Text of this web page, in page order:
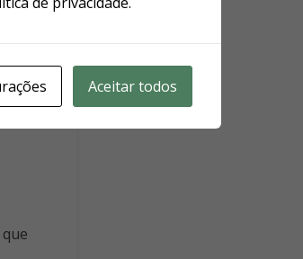
Aceitar todos